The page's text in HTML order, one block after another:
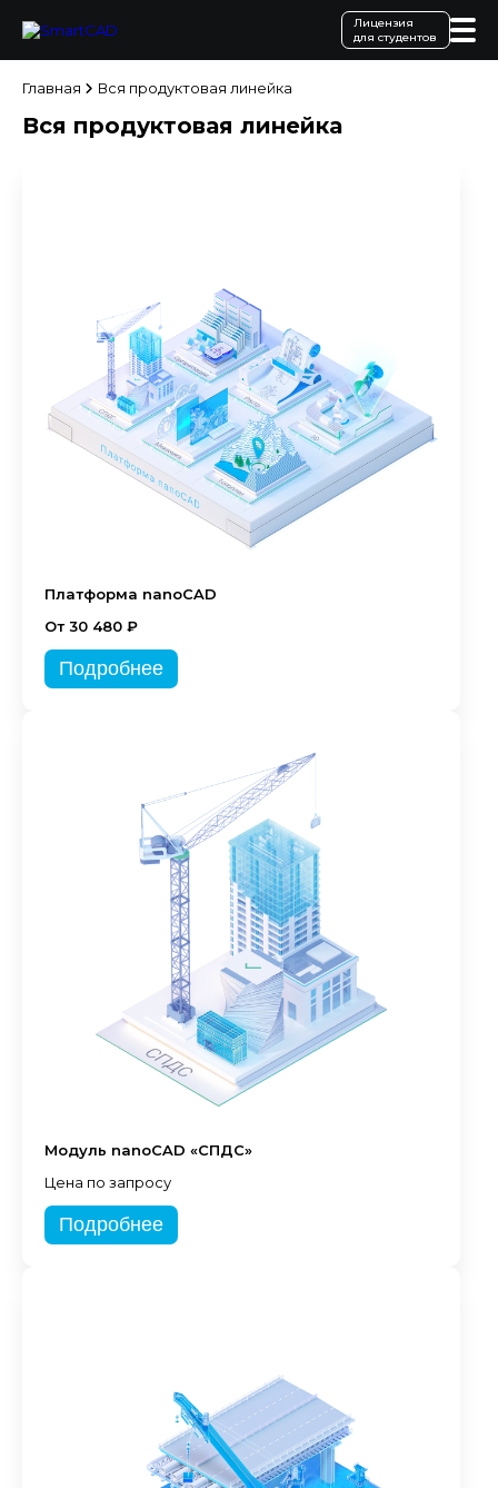
Лицензия
для студентов
Главная Вся продуктовая линейка
Вся продуктовая линейка
Платформа nanoCAD
От 30 480 ₽
Подробнее
Модуль nanoCAD «СПДС»
Цена по запросу
Подробнее